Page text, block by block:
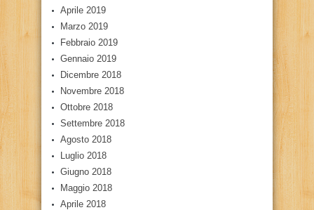
Aprile 2019
Marzo 2019
Febbraio 2019
Gennaio 2019
Dicembre 2018
Novembre 2018
Ottobre 2018
Settembre 2018
Agosto 2018
Luglio 2018
Giugno 2018
Maggio 2018
Aprile 2018